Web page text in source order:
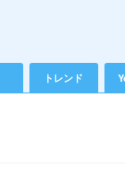
トレンド